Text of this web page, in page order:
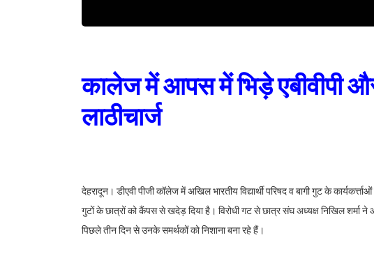
कालेज में आपस में भिड़े एबीवीपी
लाठीचार्ज
देहरादून। डीएवी पीजी कॉलेज में अखिल भारतीय विद्यार्थी परिषद व बागी गुट के
गुटों के छात्रों को कैंपस से खदेड़ दिया है। विरोधी गट से छात्र संघ अध्यक्ष निखिल शर्मा
पिछले तीन दिन से उनके समर्थकों को निशाना बना रहे हैं।